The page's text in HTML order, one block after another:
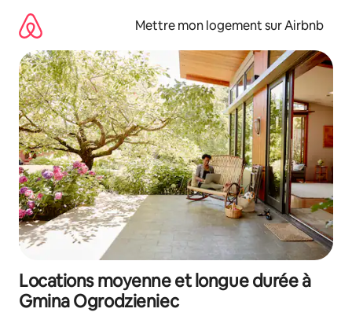
directement
contenu
Mettre mon logement sur Airbnb
Locations moyenne et longue durée à
Gmina Ogrodzieniec